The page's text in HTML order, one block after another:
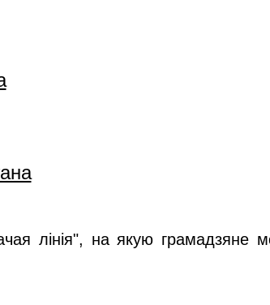
лінія", на якую грамадзяне